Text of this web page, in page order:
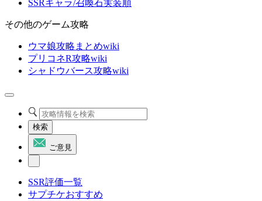
SSRキャラ/召喚石実装順
その他のゲーム攻略
ウマ娘攻略まとめwiki
プリコネR攻略wiki
シャドウバース攻略wiki
検索
ご意見
SSR評価一覧
サプチケおすすめ